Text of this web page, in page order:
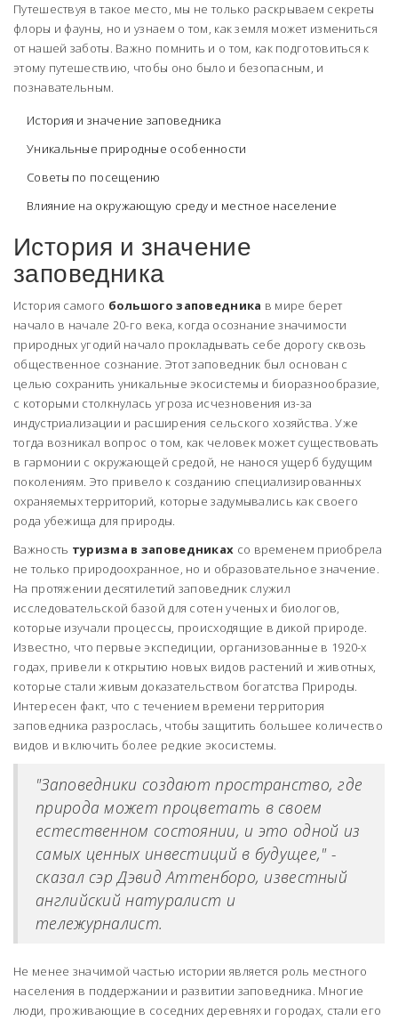
Путешествуя в такое место, мы не только раскрываем секреты
флоры и фауны, но и узнаем о том, как земля может измениться
от нашей заботы. Важно помнить и о том, как подготовиться к
этому путешествию, чтобы оно было и безопасным, и
познавательным.
История и значение заповедника
Уникальные природные особенности
Советы по посещению
Влияние на окружающую среду и местное население
История и значение
заповедника
История самого большого заповедника в мире берет
начало в начале 20-го века, когда осознание значимости
природных угодий начало прокладывать себе дорогу сквозь
общественное сознание. Этот заповедник был основан с
целью сохранить уникальные экосистемы и биоразнообразие,
с которыми столкнулась угроза исчезновения из-за
индустриализации и расширения сельского хозяйства. Уже
тогда возникал вопрос о том, как человек может существовать
в гармонии с окружающей средой, не нанося ущерб будущим
поколениям. Это привело к созданию специализированных
охраняемых территорий, которые задумывались как своего
рода убежища для природы.
Важность туризма в заповедниках со временем приобрела
не только природоохранное, но и образовательное значение.
На протяжении десятилетий заповедник служил
исследовательской базой для сотен ученых и биологов,
которые изучали процессы, происходящие в дикой природе.
Известно, что первые экспедиции, организованные в 1920-х
годах, привели к открытию новых видов растений и животных,
которые стали живым доказательством богатства Природы.
Интересен факт, что с течением времени территория
заповедника разрослась, чтобы защитить большее количество
видов и включить более редкие экосистемы.
"Заповедники создают пространство, где
природа может процветать в своем
естественном состоянии, и это одной из
самых ценных инвестиций в будущее," -
сказал сэр Дэвид Аттенборо, известный
английский натуралист и
тележурналист.
Не менее значимой частью истории является роль местного
населения в поддержании и развитии заповедника. Многие
люди, проживающие в соседних деревнях и городах, стали его